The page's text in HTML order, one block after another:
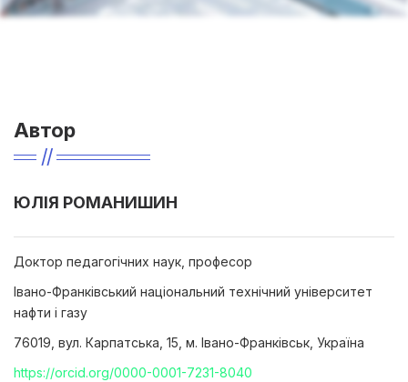
Автор
ЮЛІЯ РОМАНИШИН
Доктор педагогічних наук, професор
Івано-Франківський національний технічний університет
нафти і газу
76019, вул. Карпатська, 15, м. Івано-Франківськ, Україна
https://orcid.org/0000-0001-7231-8040